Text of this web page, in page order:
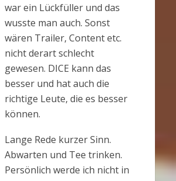
war ein Lückfüller und das
wusste man auch. Sonst
wären Trailer, Content etc.
nicht derart schlecht
gewesen. DICE kann das
besser und hat auch die
richtige Leute, die es besser
können.
Lange Rede kurzer Sinn.
Abwarten und Tee trinken.
Persönlich werde ich nicht in